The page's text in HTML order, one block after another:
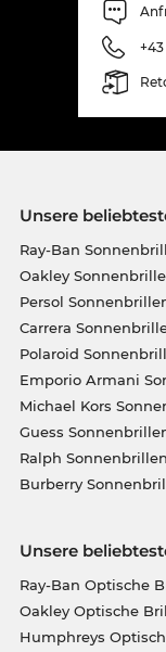
Unsere
Ray-Ban
Oakley
Persol
Carrera
Polaroid
Emporio Armani
Michael Kors
Guess
Ralph Sonnenbrillen
Burberry
Unsere
Ray-Ban Optische
Oakley Optische
Humphreys